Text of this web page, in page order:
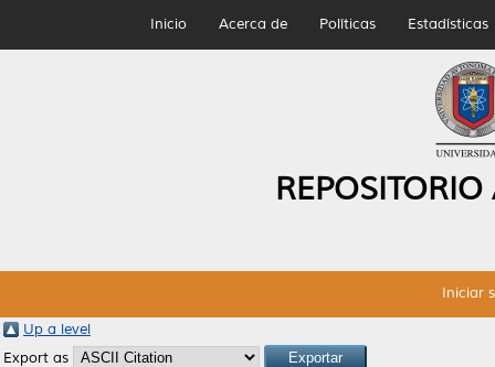
Inicio Acerca de Políticas Estadísticas
Iniciar
Up a level
Export as